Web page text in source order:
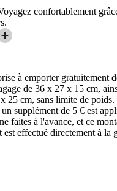
confortablement
à emporter gratuitement
de 36 x 27 x 15 cm,
25 cm, sans limite de poids.
supplément de 5 € est
faites à l'avance, et ce
est effectué directement à la